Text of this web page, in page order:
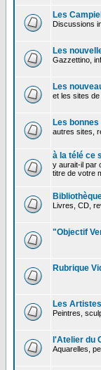
Les
Discussions
Les
Gazzettino,
Les
et les sites
Les
autres sites,
à la télé ce
y aurait-il par
titre de votre
Livres, CD,
"Objectif
Rubrique
Les
Peintres,
l'Atelier du
Aquarelles,